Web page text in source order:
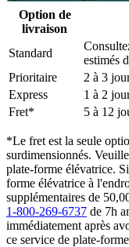
Option de
livraison
Standard
estimés
Prioritaire
2 à 3
Express
1 à 2
Fret*
5 à 12
*Le fret est la seule
surdimensionnés.
plate-forme élévatrice.
forme élévatrice à
supplémentaires de
1-800-269-6737 de 7h
immédiatement après
ce service de plate-